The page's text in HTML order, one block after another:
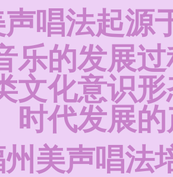
声唱法起源
乐的发展
文化意识
时代发展
美声唱法